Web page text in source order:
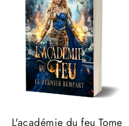
L'académie du feu Tome